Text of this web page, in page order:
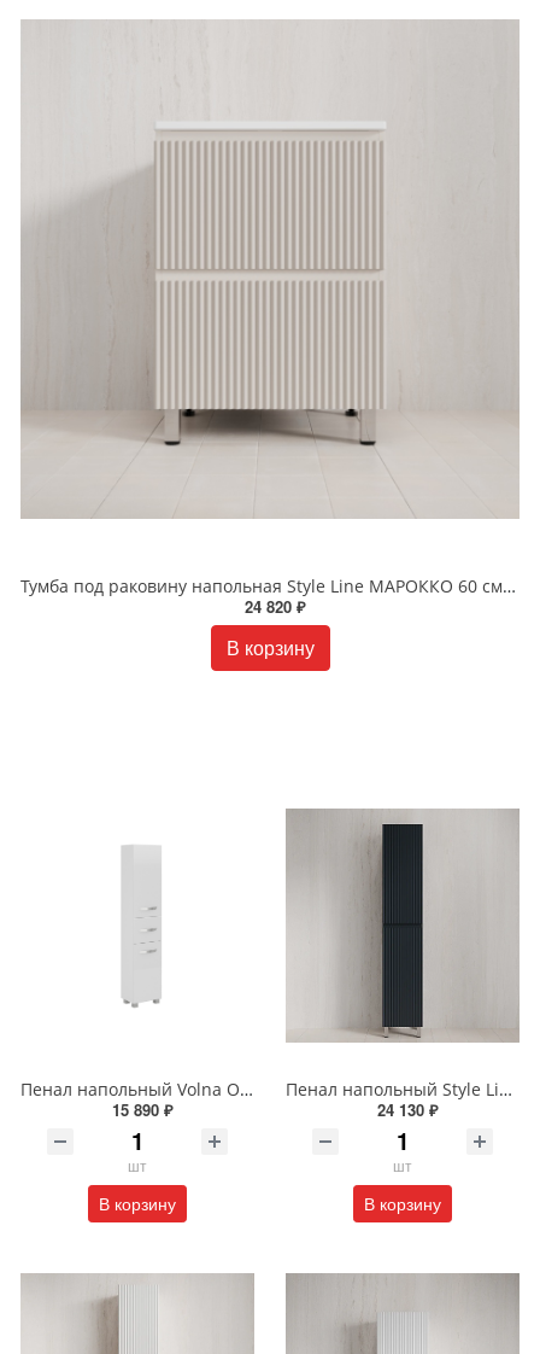
Тумба под раковину напольная Style Line МАРОККО 60 см ЛС-00002493 крем
24 820 ₽
В корзину
Пенал напольный Volna Onda 40 tpONDA80.2Y-01 белый
15 890 ₽
шт
В корзину
Пенал напольный Style Line МАРОККО 36 см ЛС-00002512 графит
24 130 ₽
шт
В корзину